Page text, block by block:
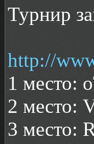
Турнир
http://
1 место:
2 место:
3 место: